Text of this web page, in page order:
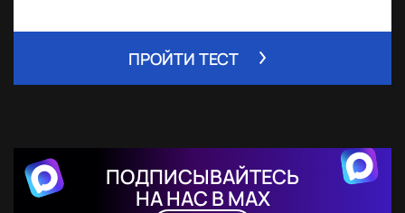
ПРОЙТИ ТЕСТ
ПОДПИСЫВАЙТЕСЬ
НА НАС В MAX